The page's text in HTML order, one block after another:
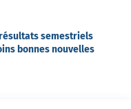
semestriels
bonnes nouvelles